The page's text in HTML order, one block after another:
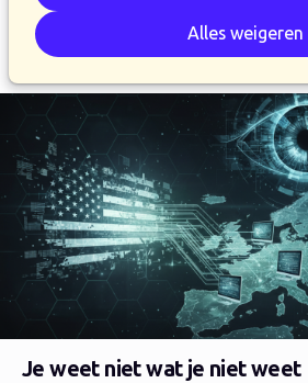
Alles weigeren
LinkedInBlueskyReddit
Je weet niet wat je niet weet